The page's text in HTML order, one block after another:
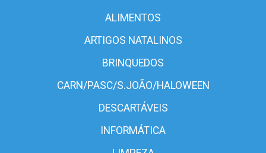
ALIMENTOS
ARTIGOS NATALINOS
BRINQUEDOS
CARN/PASC/S.JOÃO/HALOWEEN
DESCARTÁVEIS
INFORMÁTICA